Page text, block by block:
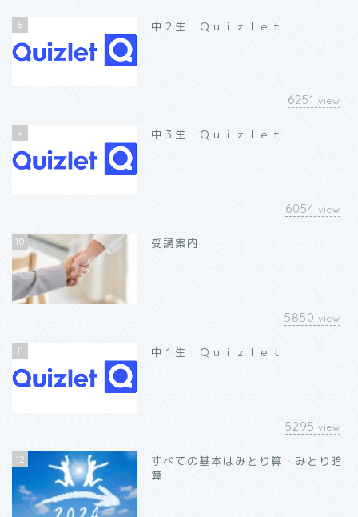
8 中２生 Ｑｕｉｚｌｅｔ
6251 view
9 中３生 Ｑｕｉｚｌｅｔ
6054 view
10 受講案内
5850 view
11 中１生 Ｑｕｉｚｌｅｔ
5295 view
12
すべての基本はみとり算・みとり暗
算